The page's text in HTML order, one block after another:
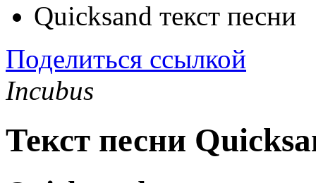
Quicksand текст песни
Поделиться ссылкой
Incubus
Текст песни